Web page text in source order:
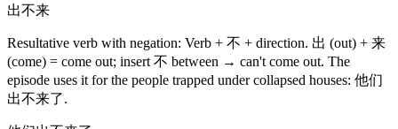
出不来
Resultative verb with negation: Verb + 不 + direction. 出 (out) + 来
(come) = come out; insert 不 between → can't come out. The
episode uses it for the people trapped under collapsed houses: 他们
出不来了.